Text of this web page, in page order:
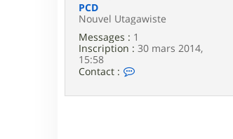
PCD
Nouvel Utagawiste
Messages : 1
Inscription : 30 mars 2014,
15:58
Contact :